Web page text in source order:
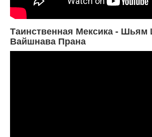
Таинственная Мексика -
Вайшнава Прана